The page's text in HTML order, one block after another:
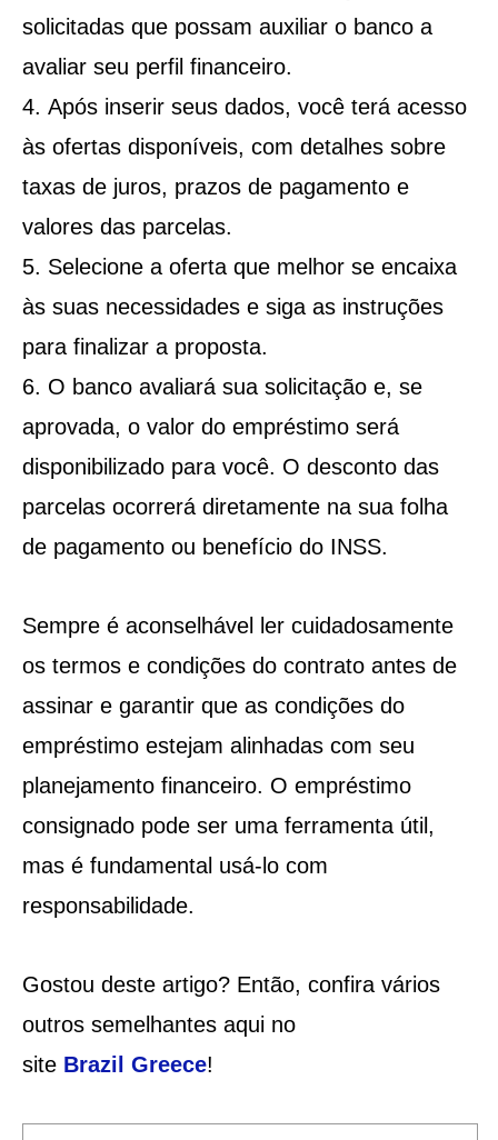
solicitadas que possam auxiliar o banco a
avaliar seu perfil financeiro.
Após inserir seus dados, você terá acesso
às ofertas disponíveis, com detalhes sobre
taxas de juros, prazos de pagamento e
valores das parcelas.
Selecione a oferta que melhor se encaixa
às suas necessidades e siga as instruções
para finalizar a proposta.
O banco avaliará sua solicitação e, se
aprovada, o valor do empréstimo será
disponibilizado para você. O desconto das
parcelas ocorrerá diretamente na sua folha
de pagamento ou benefício do INSS.
Sempre é aconselhável ler cuidadosamente
os termos e condições do contrato antes de
assinar e garantir que as condições do
empréstimo estejam alinhadas com seu
planejamento financeiro. O empréstimo
consignado pode ser uma ferramenta útil,
mas é fundamental usá-lo com
responsabilidade.
Gostou deste artigo? Então, confira vários
outros semelhantes aqui no
site Brazil Greece!